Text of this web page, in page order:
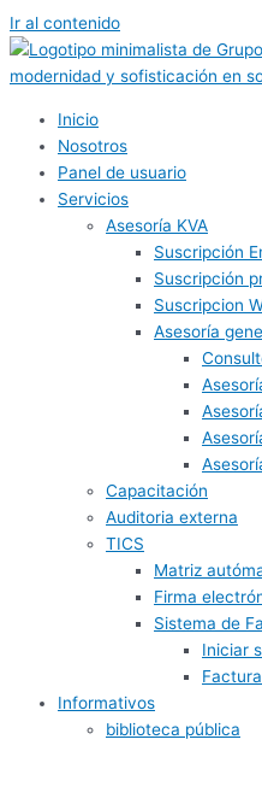
Ir al contenido
Inicio
Nosotros
Panel de usuario
Servicios
Asesoría KVA
Suscripción
Suscripción
Suscripcion
Asesoría
Capacitación
Auditoria externa
TICS
Matriz
Firma
Sistema de
Iniciar
Informativos
biblioteca pública